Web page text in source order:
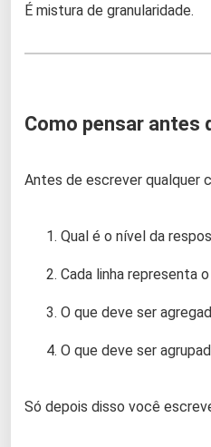
É mistura de granularidade.
Como pensar antes
Antes de escrever qualquer
Qual é o nível da
Cada linha representa
O que deve ser
O que deve ser
Só depois disso você